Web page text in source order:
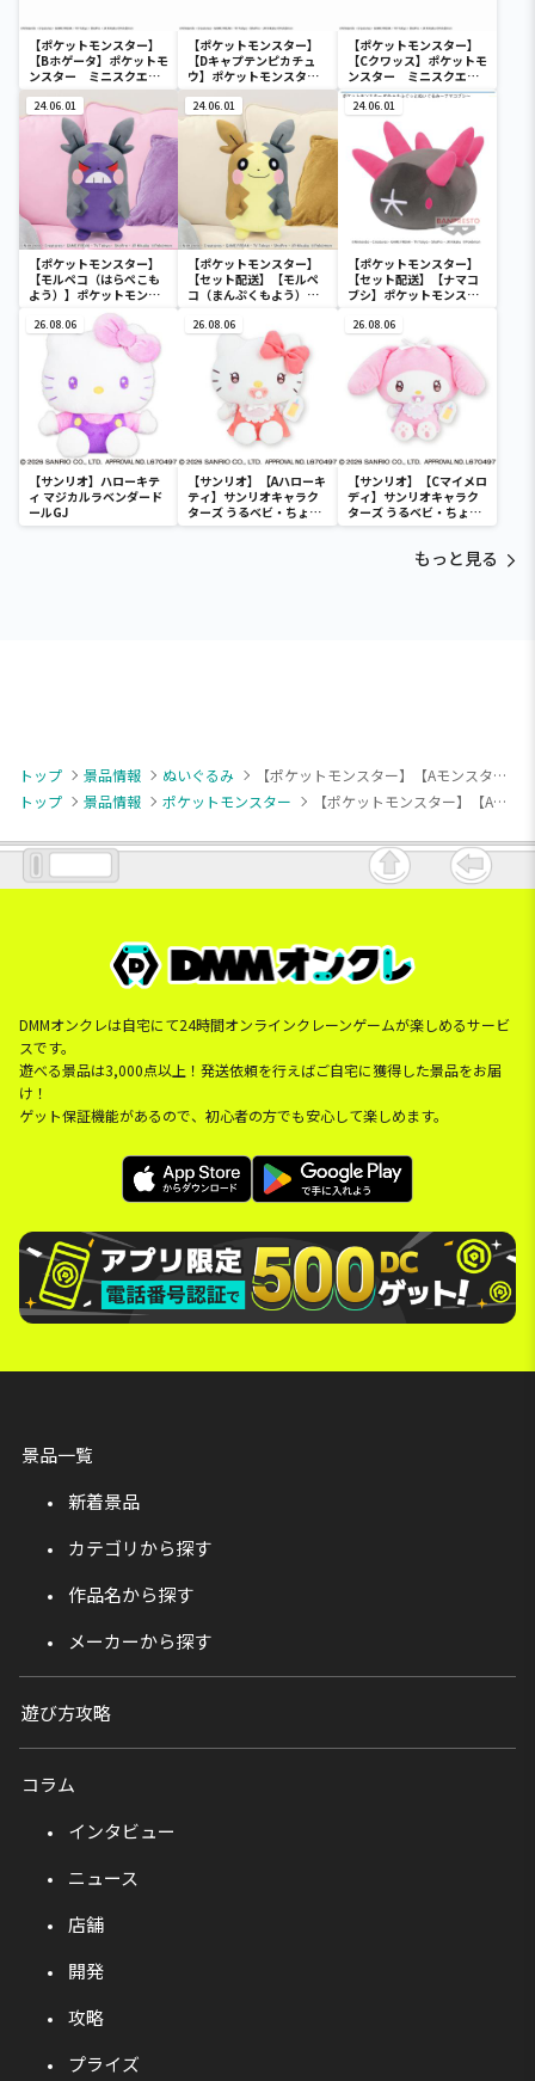
【ポケットモンスター】
【Bホゲータ】ポケットモ
ンスター ミニスクエア
ポーチ
【ポケットモンスター】
【Dキャプテンピカチュ
ウ】ポケットモンスタ
ー ミニスクエアポーチ
【ポケットモンスター】
【Cクワッス】ポケットモ
ンスター ミニスクエア
ポーチ
24.06.01
【ポケットモンスター】
【モルペコ（はらぺこも
よう）】ポケットモンス
ター めちゃもふぐっとぬ
いぐるみ～モルペコ（は
らぺこもよう）～
24.06.01
【ポケットモンスター】
【セット配送】【モルペ
コ（まんぷくもよう）】
ゃもふぐっとぬいぐるみ
～モルペコ（まんぷくも
24.06.01
【ポケットモンスター】
【セット配送】【ナマコ
ブシ】ポケットモンスタ
ぐるみ～ナマコブシ～
26.08.06
【サンリオ】ハローキテ
ィ マジカルラベンダード
ールGJ
26.08.06
【サンリオ】【Aハローキ
ティ】サンリオキャラク
ターズ うるベビ・ちょい
デカドール
26.08.06
【サンリオ】【Cマイメロ
ディ】サンリオキャラク
ターズ うるベビ・ちょい
デカドール
もっと見る
トップ 景品情報 ぬいぐるみ
【ポケットモンスター】【Aモンスターボール】ポケットモンスター ぬいぐるみ～モンスターボールコレクション～vol.5
トップ
景品情報 ポケットモンスター 【ポケットモンスター】【Aモンスターボール】ポケットモンスター ぬいぐるみ～モンスターボールコレクション～vol.5
DMMオンクレは自宅にて24時間オンラインクレーンゲームが楽しめるサービ
スです。
遊べる景品は3,000点以上！発送依頼を行えばご自宅に獲得した景品をお届
け！
ゲット保証機能があるので、初心者の方でも安心して楽しめます。
景品一覧
新着景品
カテゴリから探す
作品名から探す
メーカーから探す
遊び方攻略
コラム
インタビュー
ニュース
店舗
開発
攻略
プライズ